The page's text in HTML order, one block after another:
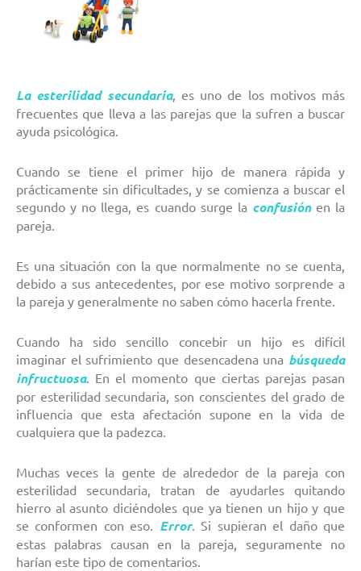
La esterilidad secundaria, es uno de los motivos más
frecuentes que lleva a las parejas que la sufren a buscar
ayuda psicológica.
Cuando se tiene el primer hijo de manera rápida y
prácticamente sin dificultades, y se comienza a buscar el
segundo y no llega, es cuando surge la confusiónen la
pareja.
Es una situación con la que normalmente no se cuenta,
debido a sus antecedentes, por ese motivo sorprende a
la pareja y generalmente no saben cómo hacerla frente.
Cuando ha sido sencillo concebir un hijo es difícil
imaginar el sufrimiento que desencadena una búsqueda
infructuosa. En el momento que ciertas parejas pasan
por esterilidad secundaria, son conscientes del grado de
influencia que esta afectación supone en la vida de
cualquiera que la padezca.
Muchas veces la gente de alrededor de la pareja con
esterilidad secundaria, tratan de ayudarles quitando
hierro al asunto diciéndoles que ya tienen un hijo y que
se conformen con eso. Error. Si supieran el daño que
estas palabras causan en la pareja, seguramente no
harían este tipo de comentarios.